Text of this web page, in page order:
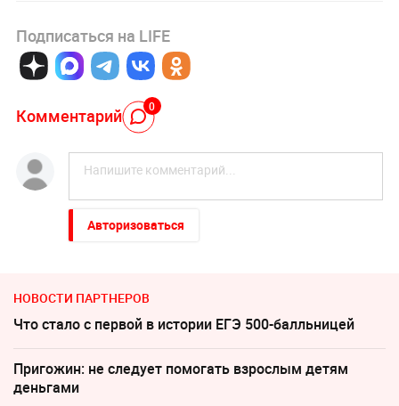
Подписаться на LIFE
Комментарий 0
Авторизоваться
НОВОСТИ ПАРТНЕРОВ
Что стало с первой в истории ЕГЭ 500-балльницей
Пригожин: не следует помогать взрослым детям
деньгами